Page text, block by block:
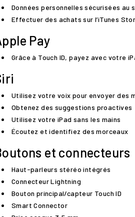
Données personnelles sécurisées au
Effectuer des achats sur l’iTunes
Pay
Grâce à Touch ID, payez avec votre
Utilisez votre voix pour envoyer des
Obtenez des suggestions proactives
Utilisez votre iPad sans les mains
Écoutez et identifiez des morceaux
et connecteurs
Haut-parleurs stéréo intégrés
Connecteur Lightning
Bouton principal/capteur Touch ID
Smart Connector